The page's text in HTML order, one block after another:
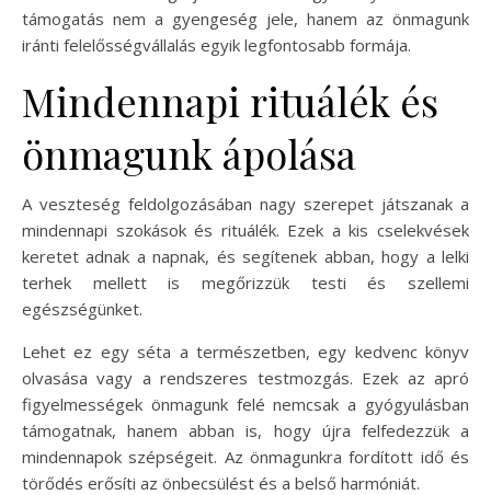
támogatás nem a gyengeség jele, hanem az önmagunk
iránti felelősségvállalás egyik legfontosabb formája.
Mindennapi rituálék és
önmagunk ápolása
A veszteség feldolgozásában nagy szerepet játszanak a
mindennapi szokások és rituálék. Ezek a kis cselekvések
keretet adnak a napnak, és segítenek abban, hogy a lelki
terhek mellett is megőrizzük testi és szellemi
egészségünket.
Lehet ez egy séta a természetben, egy kedvenc könyv
olvasása vagy a rendszeres testmozgás. Ezek az apró
figyelmességek önmagunk felé nemcsak a gyógyulásban
támogatnak, hanem abban is, hogy újra felfedezzük a
mindennapok szépségeit. Az önmagunkra fordított idő és
törődés erősíti az önbecsülést és a belső harmóniát.